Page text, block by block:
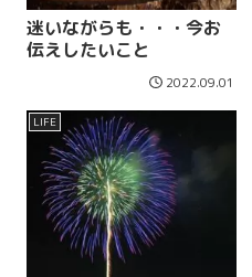
迷いながらも・・・今お
伝えしたいこと
2022.09.01
LIFE